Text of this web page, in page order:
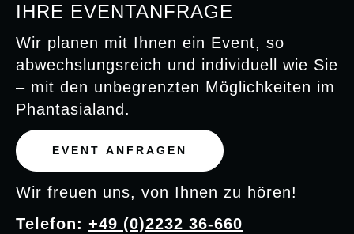
IHRE EVENTANFRAGE
Wir planen mit Ihnen ein Event, so
abwechslungsreich und individuell wie Sie
– mit den unbegrenzten Möglichkeiten im
Phantasialand.
EVENT ANFRAGEN
Wir freuen uns, von Ihnen zu hören!
Telefon: +49 (0)2232 36-660